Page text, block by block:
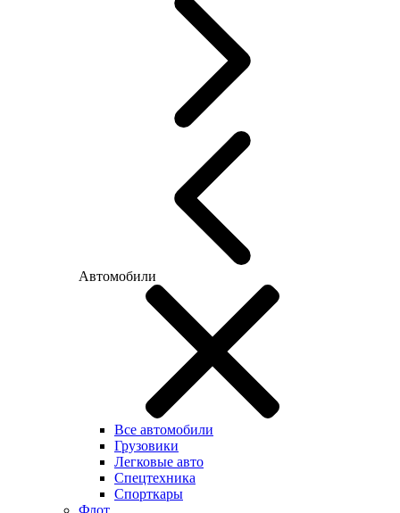
Автомобили
Все автомобили
Грузовики
Легковые авто
Спецтехника
Спорткары
Флот